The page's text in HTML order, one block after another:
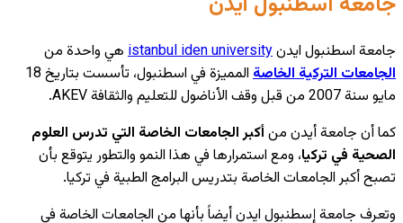
جامعة اسطنبول ايدنistanbul iden university هي واحدة من
الجامعات التركية الخاصة
المميزة في اسطنبول، تأسست بتاريخ 18
مايو سنة 2007 من قبل وقف الأناضول للتعليم والثقافة AKEV.
كما أن جامعة أيدن منأكبر الجامعات الخاصة التي تدرس العلوم
الصحية في تركيا، ومع استمرارها في هذا النمو والتطور يتوقع بأن
تصبح أكبر الجامعات الخاصة بتدريس البرامج الطبية في تركيا.
وتعرف جامعة إسطنبول ايدن أيضاً بأنها من الجامعات الخاصة في